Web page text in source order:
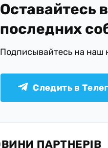
Оставайтесь
последних
Подписывайтесь на наш
Следить в